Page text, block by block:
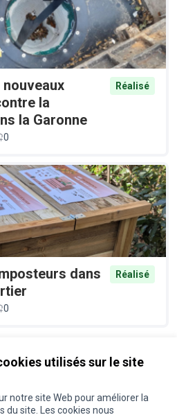
utilisés sur le site
notre site Web pour améliorer la
site. Les cookies nous
la
la Garonne
Réalisé
0
dans
Réalisé
0